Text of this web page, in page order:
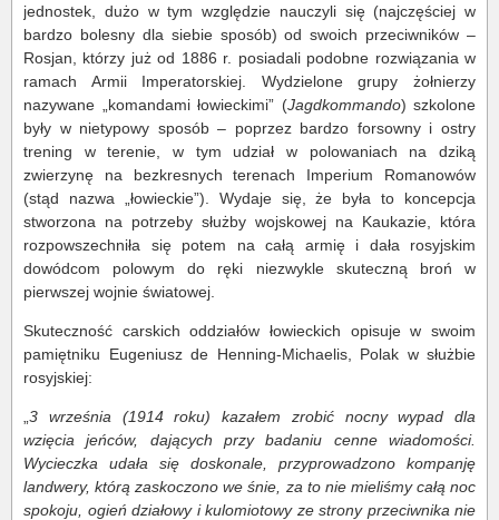
jednostek, dużo w tym względzie nauczyli się (najczęściej w
bardzo bolesny dla siebie sposób) od swoich przeciwników –
Rosjan, którzy już od 1886 r. posiadali podobne rozwiązania w
ramach Armii Imperatorskiej. Wydzielone grupy żołnierzy
nazywane „komandami łowieckimi” (Jagdkommando) szkolone
były w nietypowy sposób – poprzez bardzo forsowny i ostry
trening w terenie, w tym udział w polowaniach na dziką
zwierzynę na bezkresnych terenach Imperium Romanowów
(stąd nazwa „łowieckie”). Wydaje się, że była to koncepcja
stworzona na potrzeby służby wojskowej na Kaukazie, która
rozpowszechniła się potem na całą armię i dała rosyjskim
dowódcom polowym do ręki niezwykle skuteczną broń w
pierwszej wojnie światowej.
Skuteczność carskich oddziałów łowieckich opisuje w swoim
pamiętniku Eugeniusz de Henning-Michaelis, Polak w służbie
rosyjskiej:
3 września (1914 roku) kazałem zrobić nocny wypad dla
wzięcia jeńców, dających przy badaniu cenne wiadomości.
Wycieczka udała się doskonale, przyprowadzono kompanję
landwery, którą zaskoczono we śnie, za to nie mieliśmy całą noc
spokoju, ogień działowy i kulomiotowy ze strony przeciwnika nie